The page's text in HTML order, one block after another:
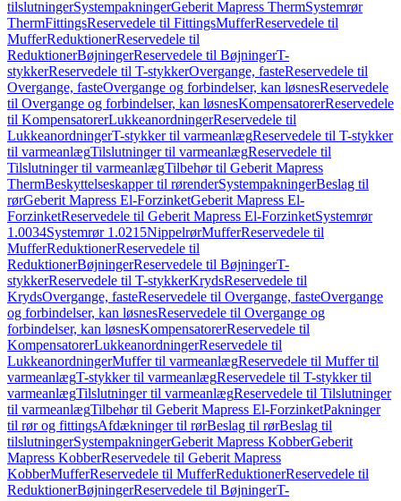
tilslutningerSystempakningerGeberit Mapress ThermSystemrør
ThermFittingsReservedele til FittingsMufferReservedele til
MufferReduktionerReservedele til
ReduktionerBøjningerReservedele til BøjningerT-
stykkerReservedele til T-stykkerOvergange, fasteReservedele til
Overgange, fasteOvergange og forbindelser, kan løsnesReservedele
til Overgange og forbindelser, kan løsnesKompensatorerReservedele
til KompensatorerLukkeanordningerReservedele til
LukkeanordningerT-stykker til varmeanlægReservedele til T-stykker
til varmeanlægTilslutninger til varmeanlægReservedele til
Tilslutninger til varmeanlægTilbehør til Geberit Mapress
ThermBeskyttelseskapper til rørenderSystempakningerBeslag til
rørGeberit Mapress El-ForzinketGeberit Mapress El-
ForzinketReservedele til Geberit Mapress El-ForzinketSystemrør
1.0034Systemrør 1.0215NippelrørMufferReservedele til
MufferReduktionerReservedele til
ReduktionerBøjningerReservedele til BøjningerT-
stykkerReservedele til T-stykkerKrydsReservedele til
KrydsOvergange, fasteReservedele til Overgange, fasteOvergange
og forbindelser, kan løsnesReservedele til Overgange og
forbindelser, kan løsnesKompensatorerReservedele til
KompensatorerLukkeanordningerReservedele til
LukkeanordningerMuffer til varmeanlægReservedele til Muffer til
varmeanlægT-stykker til varmeanlægReservedele til T-stykker til
varmeanlægTilslutninger til varmeanlægReservedele til Tilslutninger
til varmeanlægTilbehør til Geberit Mapress El-ForzinketPakninger
til rør og fittingsAfdækninger til rørBeslag til rørBeslag til
tilslutningerSystempakningerGeberit Mapress KobberGeberit
Mapress KobberReservedele til Geberit Mapress
KobberMufferReservedele til MufferReduktionerReservedele til
ReduktionerBøjningerReservedele til BøjningerT-